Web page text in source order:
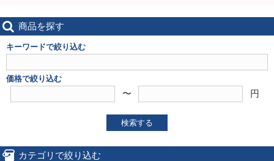
商品を探す
キーワードで絞り込む
価格で絞り込む
〜 円
検索する
カテゴリで絞り込む